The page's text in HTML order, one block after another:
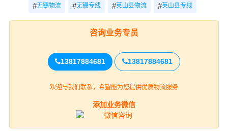
决定财根无锡的高度”服务理念，积极研发和引进具有高科
技含量的信息技术与设备来提升无锡到英山县物流专线服
#无锡物流 #无锡专线 #英山县物流 #英山县专线
咨询业务专员
13817884681 13817884681
欢迎与我们联系，希望能为您提供优质物流服务
添加业务微信